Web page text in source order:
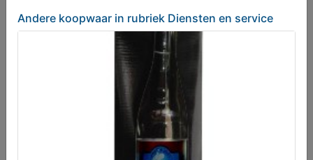
BUULS Bier - Blond: de VLERK
Andere koopwaar in rubriek Diensten en service